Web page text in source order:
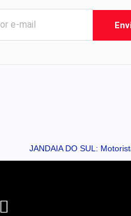
JANDAIA DO SUL: